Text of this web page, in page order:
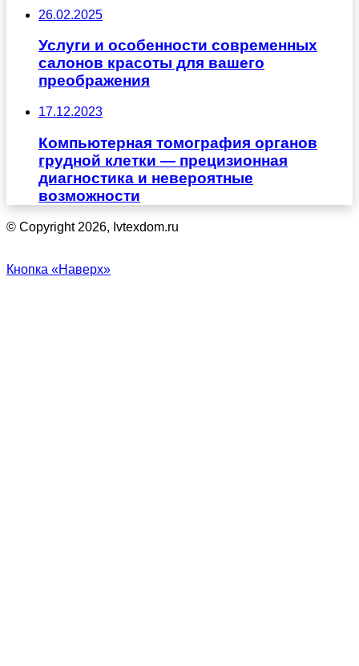
26.02.2025
Услуги и особенности современных
салонов красоты для вашего
преображения
17.12.2023
Компьютерная томография органов
грудной клетки — прецизионная
диагностика и невероятные
возможности
© Copyright 2026, Ivtexdom.ru
Кнопка «Наверх»